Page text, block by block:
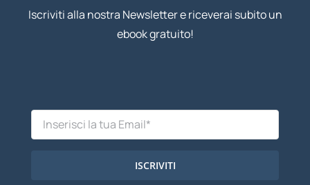
Iscriviti alla nostra Newsletter e riceverai subito un
ebook gratuito!
ISCRIVITI